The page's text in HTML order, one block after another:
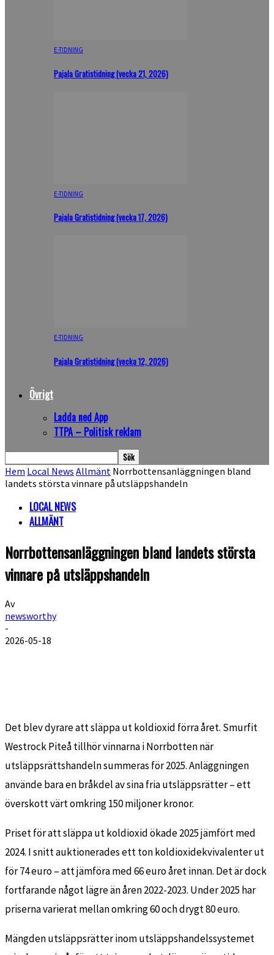
E-TIDNING
Pajala Gratistidning (vecka 21, 2026)
E-TIDNING
Pajala Gratistidning (vecka 17, 2026)
E-TIDNING
Pajala Gratistidning (vecka 12, 2026)
Övrigt
Ladda ned App
TTPA – Politisk reklam
Hem Local News Allmänt Norrbottensanläggningen bland
landets största vinnare på utsläppshandeln
LOCAL NEWS
ALLMÄNT
Norrbottensanläggningen bland landets största
vinnare på utsläppshandeln
Av
newsworthy
-
2026-05-18
Det blev dyrare att släppa ut koldioxid förra året. Smurfit
Westrock Piteå tillhör vinnarna i Norrbotten när
utsläppsrättshandeln summeras för 2025. Anläggningen
använde bara en bråkdel av sina fria utsläppsrätter – ett
överskott värt omkring 150 miljoner kronor.
Priset för att släppa ut koldioxid ökade 2025 jämfört med
2024. I snitt auktionerades ett ton koldioxidekvivalenter ut
för 74 euro – att jämföra med 66 euro året innan. Det är dock
fortfarande något lägre än åren 2022-2023. Under 2025 har
priserna varierat mellan omkring 60 och drygt 80 euro.
Mängden utsläppsrätter inom utsläppshandelssystemet